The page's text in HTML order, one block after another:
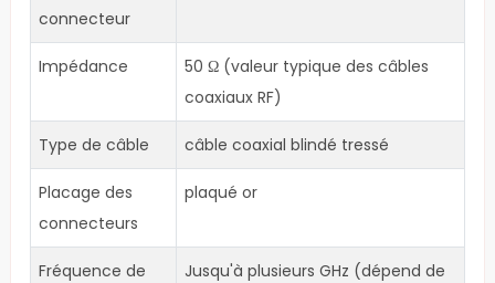
connecteur
Impédance
50 Ω (valeur typique des câbles
coaxiaux RF)
Type de câble câble coaxial blindé tressé
Placage des
connecteurs
plaqué or
Fréquence de
Jusqu'à plusieurs GHz (dépend de